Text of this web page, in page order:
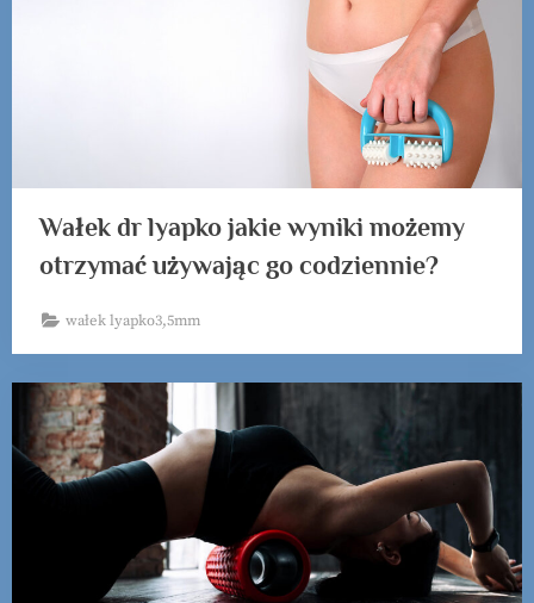
Wałek dr lyapko jakie wyniki możemy
otrzymać używając go codziennie?
wałek lyapko3,5mm